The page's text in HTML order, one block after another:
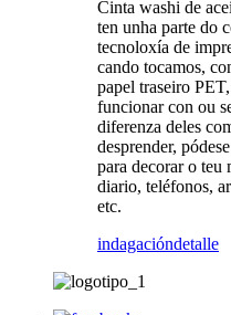
Cinta washi de
ten unha parte do
tecnoloxía de
cando tocamos,
papel traseiro
funcionar con ou
diferenza deles
desprender,
para decorar o teu
diario, teléfonos,
etc.
indagacióndetalle